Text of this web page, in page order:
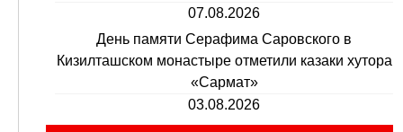
07.08.2026
День памяти Серафима Саровского в
Кизилташском монастыре отметили казаки хутора
«Сармат»
03.08.2026